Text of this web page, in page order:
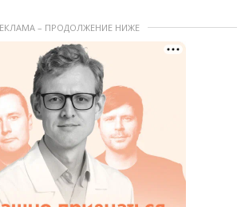
– ПРОДОЛЖЕНИЕ НИЖЕ